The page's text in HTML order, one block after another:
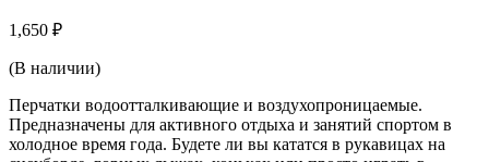
1,650 ₽
(В наличии)
Перчатки водоотталкивающие и воздухопроницаемые.
Предназначены для активного отдыха и занятий спортом в
холодное время года. Будете ли вы кататся в рукавицах на